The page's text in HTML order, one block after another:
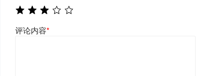
评论内容*